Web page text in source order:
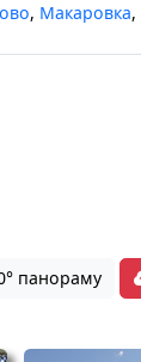
, Макаровка,
панораму